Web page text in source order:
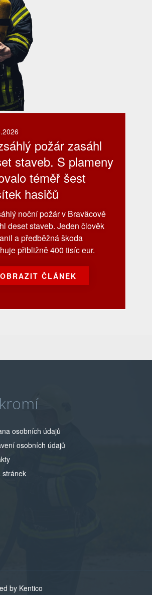
požár zasáhl
staveb. S plameny
téměř šest
hasičů
noční požár v Braväcově
deset staveb. Jeden člověk
a předběžná škoda
přibližně 400 tisíc eur.
ČLÁNEK
osobních údajů
osobních údajů
stránek
by Kentico